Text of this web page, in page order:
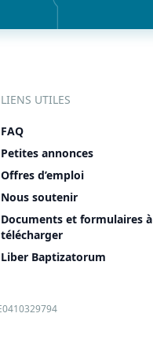
LIENS UTILES
FAQ
Petites annonces
Offres d’emploi
Nous soutenir
Documents et formulaires à
télécharger
Liber Baptizatorum